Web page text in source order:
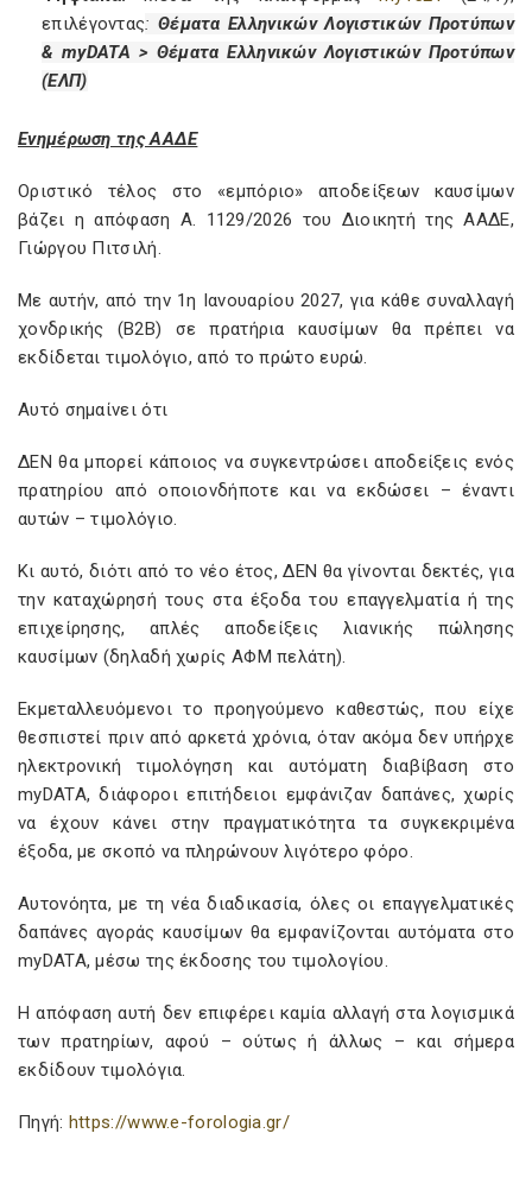
επιλέγοντας: Θέματα Ελληνικών Λογιστικών Προτύπων
& myDATA > Θέματα Ελληνικών Λογιστικών Προτύπων
(ΕΛΠ)
Ενημέρωση της ΑΑΔΕ
Οριστικό τέλος στο «εμπόριο» αποδείξεων καυσίμων
βάζει η απόφαση Α. 1129/2026 του Διοικητή της ΑΑΔΕ,
Γιώργου Πιτσιλή.
Με αυτήν, από την 1η Ιανουαρίου 2027, για κάθε συναλλαγή
χονδρικής (B2B) σε πρατήρια καυσίμων θα πρέπει να
εκδίδεται τιμολόγιο, από το πρώτο ευρώ.
Αυτό σημαίνει ότι
ΔΕΝ θα μπορεί κάποιος να συγκεντρώσει αποδείξεις ενός
πρατηρίου από οποιονδήποτε και να εκδώσει – έναντι
αυτών – τιμολόγιο.
Κι αυτό, διότι από το νέο έτος, ΔΕΝ θα γίνονται δεκτές, για
την καταχώρησή τους στα έξοδα του επαγγελματία ή της
επιχείρησης, απλές αποδείξεις λιανικής πώλησης
καυσίμων (δηλαδή χωρίς ΑΦΜ πελάτη).
Εκμεταλλευόμενοι το προηγούμενο καθεστώς, που είχε
θεσπιστεί πριν από αρκετά χρόνια, όταν ακόμα δεν υπήρχε
ηλεκτρονική τιμολόγηση και αυτόματη διαβίβαση στο
myDATA, διάφοροι επιτήδειοι εμφάνιζαν δαπάνες, χωρίς
να έχουν κάνει στην πραγματικότητα τα συγκεκριμένα
έξοδα, με σκοπό να πληρώνουν λιγότερο φόρο.
Αυτονόητα, με τη νέα διαδικασία, όλες οι επαγγελματικές
δαπάνες αγοράς καυσίμων θα εμφανίζονται αυτόματα στο
myDATA, μέσω της έκδοσης του τιμολογίου.
Η απόφαση αυτή δεν επιφέρει καμία αλλαγή στα λογισμικά
των πρατηρίων, αφού – ούτως ή άλλως – και σήμερα
εκδίδουν τιμολόγια.
Πηγή: https://www.e-forologia.gr/